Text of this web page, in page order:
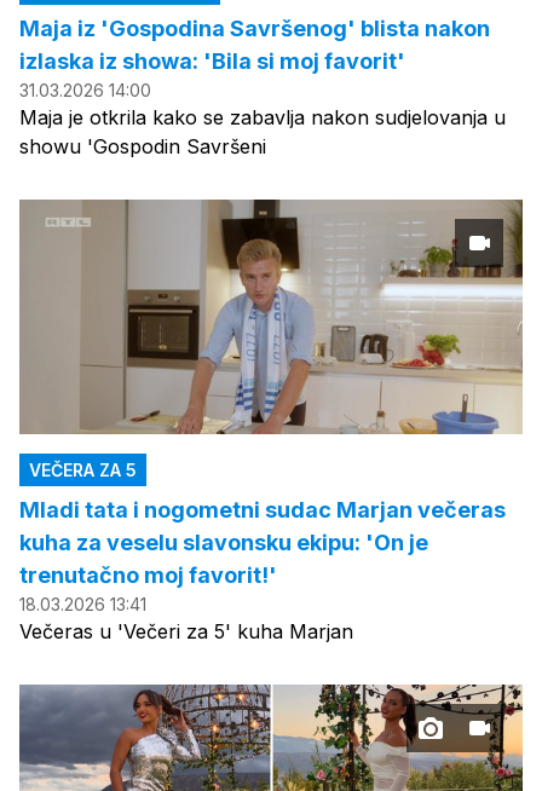
Maja iz 'Gospodina Savršenog' blista nakon
izlaska iz showa: 'Bila si moj favorit'
31.03.2026 14:00
Maja je otkrila kako se zabavlja nakon sudjelovanja u
showu 'Gospodin Savršeni
VEČERA ZA 5
Mladi tata i nogometni sudac Marjan večeras
kuha za veselu slavonsku ekipu: 'On je
trenutačno moj favorit!'
18.03.2026 13:41
Večeras u 'Večeri za 5' kuha Marjan